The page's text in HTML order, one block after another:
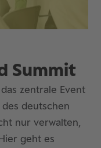
Summit
zentrale Event
deutschen
nur verwalten,
geht es